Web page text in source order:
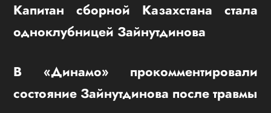
Капитан сборной Казахстана стала
одноклубницей Зайнутдинова
В «Динамо» прокомментировали
состояние Зайнутдинова после травмы